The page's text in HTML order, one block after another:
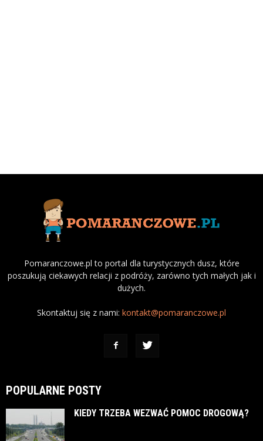
Pomaranczowe.pl to portal dla turystycznych dusz, które
poszukują ciekawych relacji z podróży, zarówno tych małych jak i
dużych.
Skontaktuj się z nami: kontakt@pomaranczowe.pl
POPULARNE POSTY
KIEDY TRZEBA WEZWAĆ POMOC DROGOWĄ?